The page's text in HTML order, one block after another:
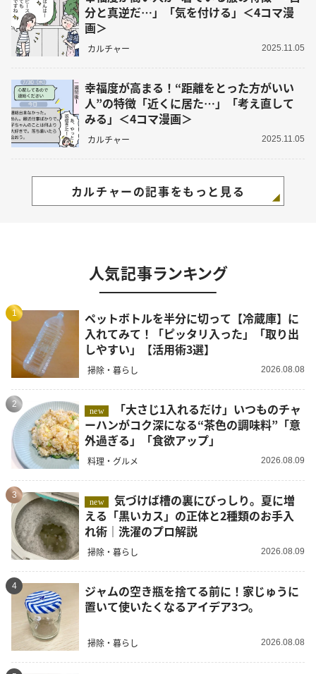
分と真逆だ…」「気を付ける」＜4コマ漫
画＞
カルチャー 2025.11.05
幸福度が高まる！“距離をとった方がいい
人”の特徴「近くに居た…」「考え直して
みる」＜4コマ漫画＞
カルチャー 2025.11.05
カルチャーの記事をもっと見る
人気記事ランキング
1
ペットボトルを半分に切って【冷蔵庫】に
入れてみて！「ピッタリ入った」「取り出
しやすい」【活用術3選】
掃除・暮らし 2026.08.08
2
new
ーハンがコク深になる“茶色の調味料”「意
外過ぎる」「食欲アップ」
料理・グルメ 2026.08.09
3
new
気づけば槽の裏にびっしり。夏に増
える「黒いカス」の正体と2種類のお手入
れ術｜洗濯のプロ解説
掃除・暮らし 2026.08.09
4
ジャムの空き瓶を捨てる前に！家じゅうに
置いて使いたくなるアイデア3つ。
掃除・暮らし 2026.08.08